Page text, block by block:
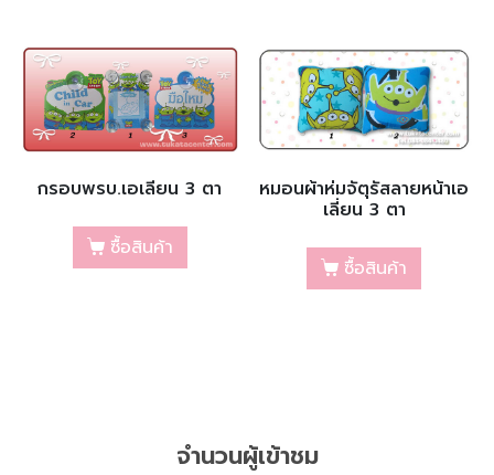
กรอบพรบ.เอเลียน 3 ตา
ซื้อสินค้า
หมอนผ้าห่มจัตุรัสลายหน้าเอ
เลี่ยน 3 ตา
ซื้อสินค้า
จำนวนผู้เข้าชม